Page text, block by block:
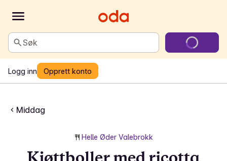
Søk
Logg inn Opprett konto
Middag
Helle Øder Valebrokk